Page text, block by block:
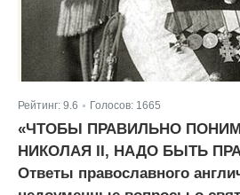
Рейтинг: 9.6 Голосов: 1665
«ЧТОБЫ ПРАВИЛЬНО
НИКОЛАЯ II, НАДО БЫТЬ
Ответы православного